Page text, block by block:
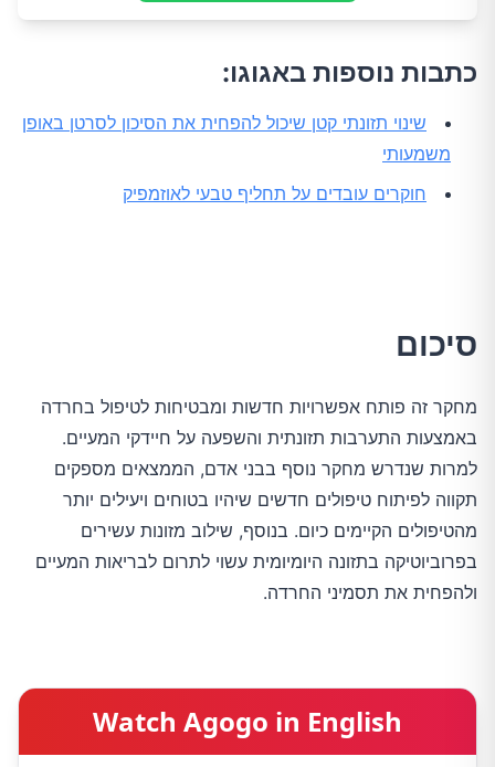
כתבות נוספות באגוגו:
שינוי תזונתי קטן שיכול להפחית את הסיכון לסרטן באופן
משמעותי
חוקרים עובדים על תחליף טבעי לאוזמפיק
סיכום
מחקר זה פותח אפשרויות חדשות ומבטיחות לטיפול בחרדה
באמצעות התערבות תזונתית והשפעה על חיידקי המעיים.
למרות שנדרש מחקר נוסף בבני אדם, הממצאים מספקים
תקווה לפיתוח טיפולים חדשים שיהיו בטוחים ויעילים יותר
מהטיפולים הקיימים כיום. בנוסף, שילוב מזונות עשירים
בפרוביוטיקה בתזונה היומיומית עשוי לתרום לבריאות המעיים
ולהפחית את תסמיני החרדה.
Watch Agogo in English